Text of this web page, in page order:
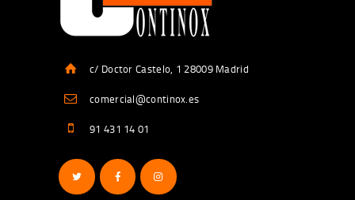
c/ Doctor Castelo, 1 28009 Madrid
comercial@continox.es
91 431 14 01